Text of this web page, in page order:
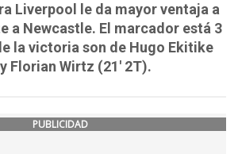
Liverpool le da mayor ventaja a
a Newcastle. El marcador está 3
la victoria son de Hugo Ekitike
Florian Wirtz (21' 2T).
PUBLICIDAD